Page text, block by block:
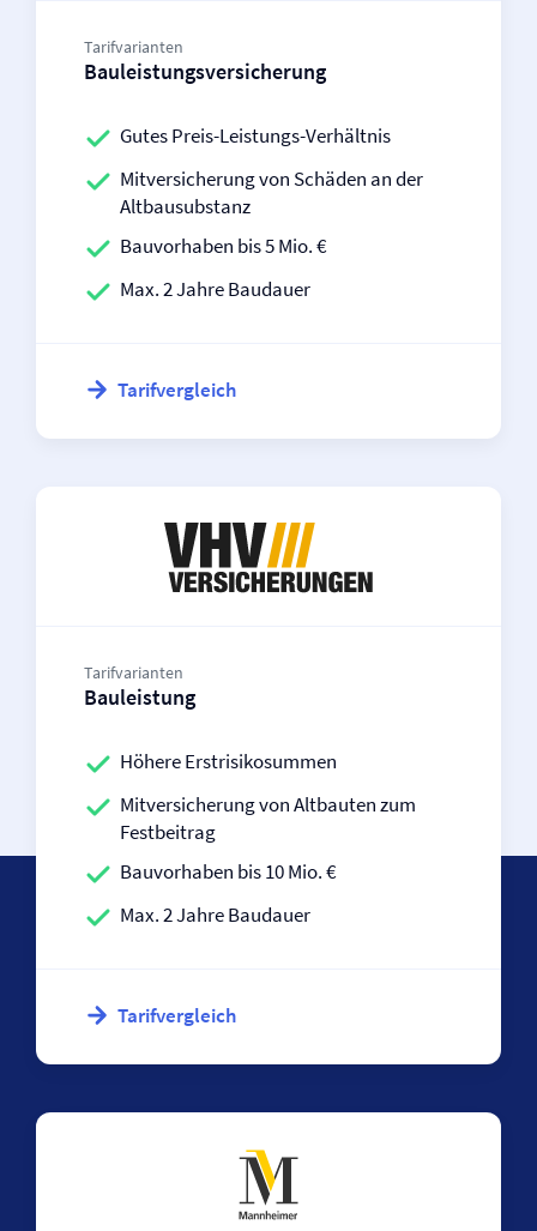
Tarifvarianten
Bauleistungs­versicherung
Gutes Preis-Leistungs-Verhältnis
Mit­­versicherung von Schäden an der
Altbausubstanz
Bauvorhaben bis 5 Mio. €
Max. 2 Jahre Baudauer
Tarifvergleich
Tarifvarianten
Bauleistung
Höhere Erstrisikosummen
Mit­­versicherung von Altbauten zum
Festbeitrag
Bauvorhaben bis 10 Mio. €
Max. 2 Jahre Baudauer
Tarifvergleich